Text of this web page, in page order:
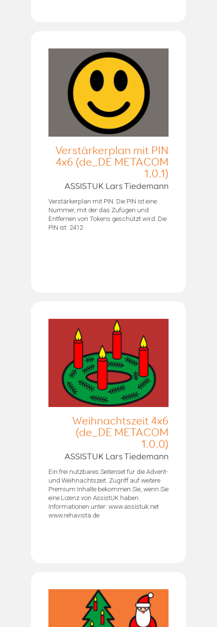
Verstärkerplan mit PIN
4x6 (de_DE METACOM
1.0.1)
ASSISTUK Lars Tiedemann
Verstärkerplan mit PIN. Die PIN ist eine
Nummer, mit der das Zufügen und
Entfernen von Tokens geschützt wird. Die
PIN ist: 2412
Weihnachtszeit 4x6
(de_DE METACOM
1.0.0)
ASSISTUK Lars Tiedemann
Ein frei nutzbares Seitenset für die Advent-
und Weihnachtszeit. Zugriff auf weitere
Premium Inhalte bekommen Sie, wenn Sie
eine Lizenz von AssistUK haben.
Informationen unter: www.assistuk.net
www.rehavista.de